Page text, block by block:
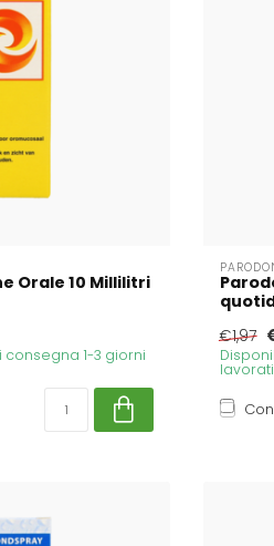
Orale 10 Millilitri
consegna 1-3 giorni
€1,97